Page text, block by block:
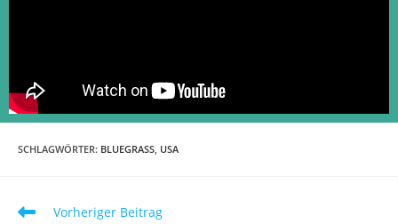
SCHLAGWÖRTER: BLUEGRASS, USA
Vorheriger Beitrag